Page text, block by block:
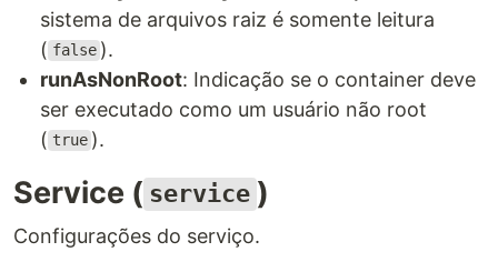
sistema de arquivos raiz é somente leitura
( false ).
runAsNonRoot: Indicação se o container deve
ser executado como um usuário não root
( true ).
Service ( service )
Configurações do serviço.